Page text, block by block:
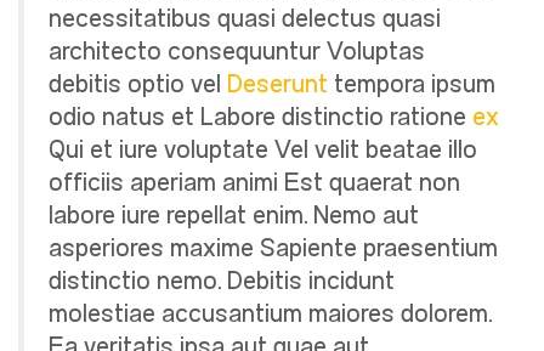
necessitatibus quasi delectus quasi
architecto consequuntur Voluptas
debitis optio vel
Deserunt tempora ipsum
odio natus et Labore distinctio ratione ex
Qui et iure voluptate Vel velit beatae illo
officiis aperiam animi Est quaerat non
labore iure repellat enim. Nemo aut
asperiores maxime Sapiente praesentium
distinctio nemo. Debitis incidunt
molestiae accusantium maiores dolorem.